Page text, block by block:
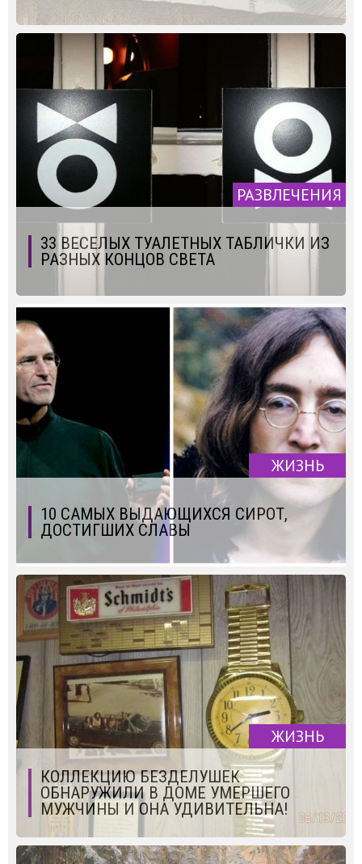
РАЗВЛЕЧЕНИЯ
33 ВЕСЕЛЫХ ТУАЛЕТНЫХ ТАБЛИЧКИ ИЗ
РАЗНЫХ КОНЦОВ СВЕТА
ЖИЗНЬ
10 САМЫХ ВЫДАЮЩИХСЯ СИРОТ,
ДОСТИГШИХ СЛАВЫ
ЖИЗНЬ
КОЛЛЕКЦИЮ БЕЗДЕЛУШЕК
ОБНАРУЖИЛИ В ДОМЕ УМЕРШЕГО
МУЖЧИНЫ И ОНА УДИВИТЕЛЬНА!